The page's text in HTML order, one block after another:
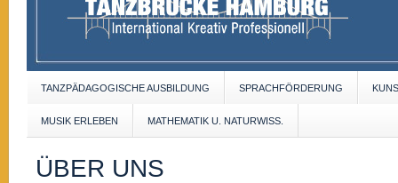
TANZPÄDAGOGISCHE AUSBILDUNG SPRACHFÖRDERUNG
MUSIK ERLEBEN MATHEMATIK U. NATURWISS.
ÜBER UNS